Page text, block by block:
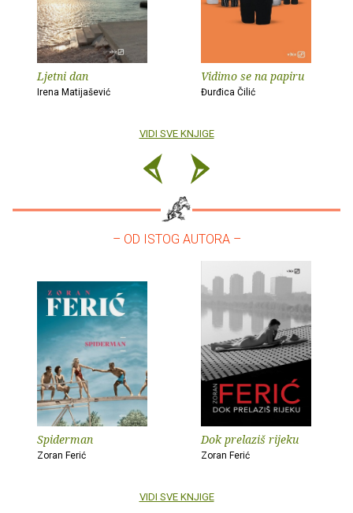
Ljetni dan
Irena Matijašević
Vidimo se na papiru
Đurđica Čilić
VIDI SVE KNJIGE
– OD ISTOG AUTORA –
Spiderman
Zoran Ferić
Dok prelaziš rijeku
Zoran Ferić
VIDI SVE KNJIGE